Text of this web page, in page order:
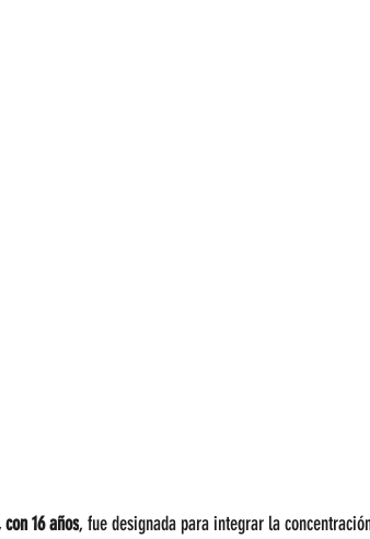
16 años, fue designada para integrar la